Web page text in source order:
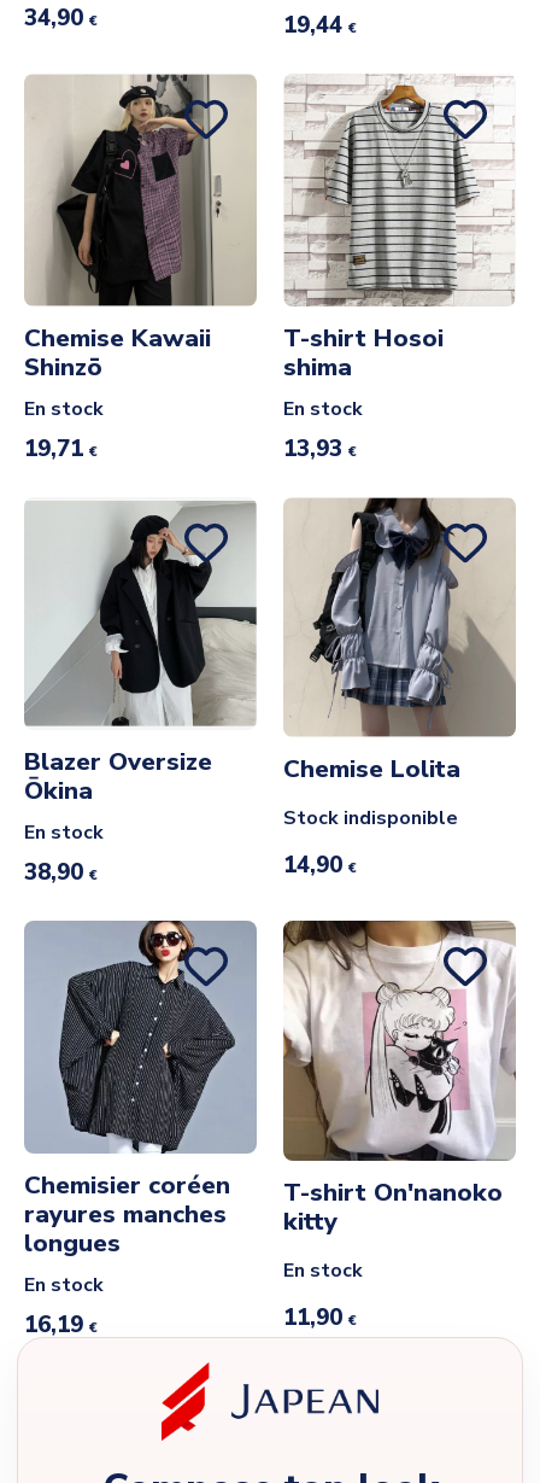
34,90 € 19,44 €
Chemise Kawaii
Shinzō
En stock
19,71 €
T-shirt Hosoi
shima
En stock
13,93 €
Blazer Oversize
Ōkina
En stock
38,90 €
Chemise Lolita
Stock indisponible
14,90 €
Chemisier coréen
rayures manches
longues
En stock
16,19 €
T-shirt On'nanoko
kitty
En stock
11,90 €